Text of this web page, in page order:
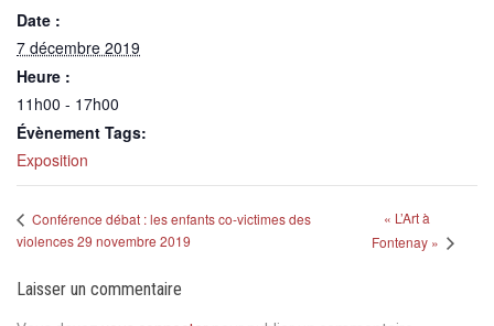
Date :
7 décembre 2019
Heure :
11h00 - 17h00
Évènement Tags:
Exposition
Conférence débat : les enfants co-victimes des
violences 29 novembre 2019
« L’Art à
Fontenay »
Laisser un commentaire